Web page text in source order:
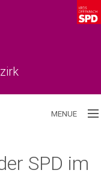
MENUE
SPD im